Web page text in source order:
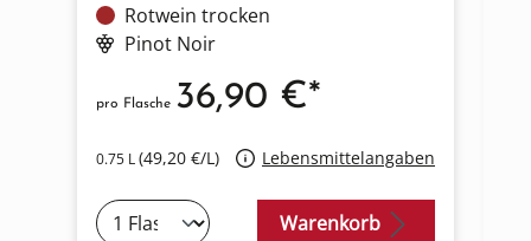
Rotwein trocken
Pinot Noir
0.75 L(49,20 €/L) Lebensmittelangaben
pro Flasche 36,90 €*
Warenkorb